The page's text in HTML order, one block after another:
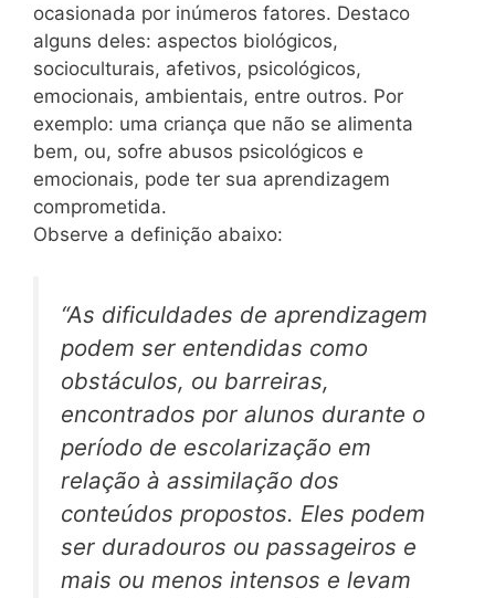
ocasionada por inúmeros fatores. Destaco
alguns deles: aspectos biológicos,
socioculturais, afetivos, psicológicos,
emocionais, ambientais, entre outros. Por
exemplo: uma criança que não se alimenta
bem, ou, sofre abusos psicológicos e
emocionais, pode ter sua aprendizagem
comprometida.
Observe a definição abaixo:
“As dificuldades de aprendizagem
podem ser entendidas como
obstáculos, ou barreiras,
encontrados por alunos durante o
período de escolarização em
relação à assimilação dos
conteúdos propostos. Eles podem
ser duradouros ou passageiros e
mais ou menos intensos e levam